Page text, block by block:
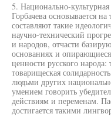
5. Национально-
Горбачева основывается
составляют такие
научно-технический
и народов, отчасти
основаниях и
ценности русского народа:
товарищеская
людьми других
умением говорить
действиям и переменам.
достигается такими